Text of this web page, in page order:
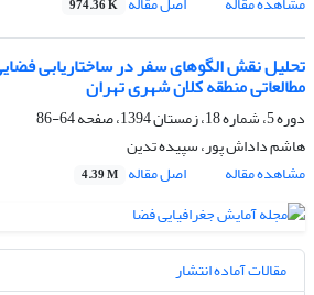
974.36 K
تحلیل نقش الگوهای سفر در ساختاریابی
مطالعاتی منطقه کلان شهری تهران
دوره 5، شماره 18، زمستان 1394، صفحه
64-86
هاشم داداش پور، سپیده تدین
مشاهده مقاله
اصل مقاله 4.39 M
مقالات آماده انتشار